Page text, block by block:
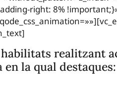
right: 8%
habilitats realitzant
en la qual destaques: